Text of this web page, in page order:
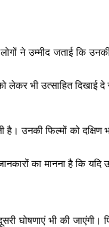
ने उम्मीद जताई कि
भी उत्साहित दिखाई दे
उनकी फिल्मों को दक्षिण
का मानना है कि
घोषणाएं भी की जाएंगी।